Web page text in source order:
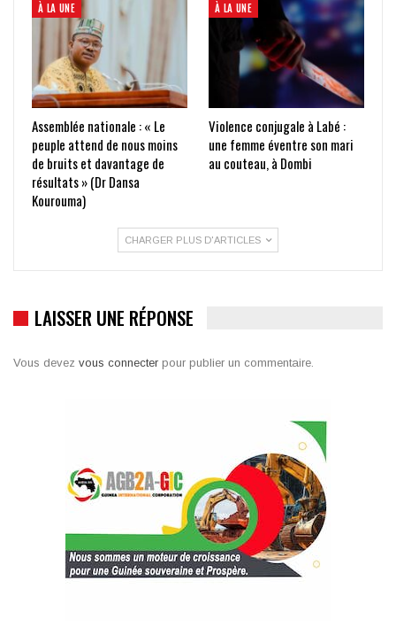
À LA UNE
Assemblée nationale : « Le
peuple attend de nous moins
de bruits et davantage de
résultats » (Dr Dansa
Kourouma)
À LA UNE
Violence conjugale à Labé :
une femme éventre son mari
au couteau, à Dombi
CHARGER PLUS D'ARTICLES
LAISSER UNE RÉPONSE
Vous devez vous connecter pour publier un commentaire.